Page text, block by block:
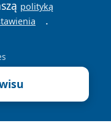
polityką
.
Polityka
Cookies